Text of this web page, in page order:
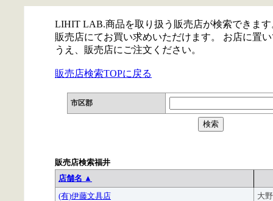
LIHIT LAB.商品を取り扱う販売店が検索できま
販売店にてお買い求めいただけます。 お店に置
うえ、販売店にご注文ください。
販売店検索TOPに戻る
市区郡
販売店検索福井
店舗名 ▲
(有)伊藤文具店
大